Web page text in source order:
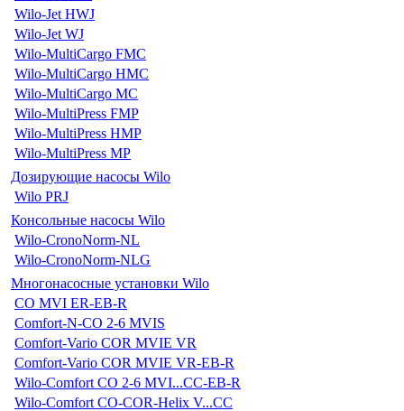
Wilo-Jet HWJ
Wilo-Jet WJ
Wilo-MultiCargo FMC
Wilo-MultiCargo HMC
Wilo-MultiCargo MC
Wilo-MultiPress FMP
Wilo-MultiPress HMP
Wilo-MultiPress MP
Дозирующие насосы Wilo
Wilo PRJ
Консольные насосы Wilo
Wilo-CronoNorm-NL
Wilo-CronoNorm-NLG
Многонасосные установки Wilo
CO MVI ER-EB-R
Comfort-N-CO 2-6 MVIS
Comfort-Vario COR MVIE VR
Comfort-Vario COR MVIE VR-EB-R
Wilo-Comfort CO 2-6 MVI...CC-EB-R
Wilo-Comfort CO-COR-Helix V...CC